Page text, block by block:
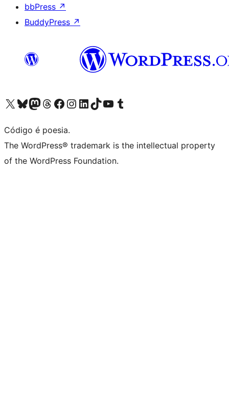
bbPress ↗
BuddyPress ↗
Visite a nossa conta X (antigo Twitter)
Visit our Bluesky account
Visit our Mastodon account
Visit our Threads account
Visite a nossa página do Facebook
Visite a nossa conta no Instagram
Visite a nossa conta no LinkedIn
Visit our TikTok account
Visit our YouTube channel
Visit our Tumblr account
Código é poesia.
The WordPress® trademark is the intellectual property
of the WordPress Foundation.